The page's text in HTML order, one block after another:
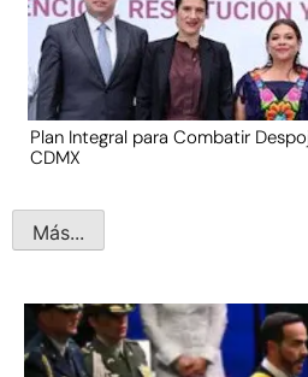
Plan Integral para Combatir
CDMX
Más...